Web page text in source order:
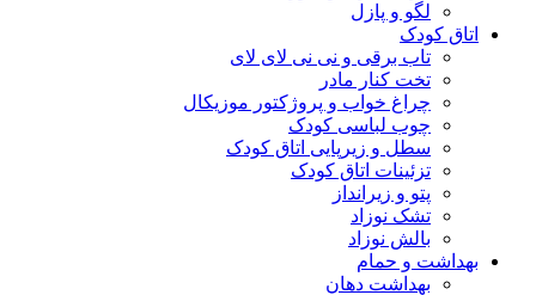
لگو و پازل
اتاق کودک
تاب برقی و نی نی لای لای
تخت کنار مادر
چراغ خواب و پروژکتور موزیکال
چوب لباسی کودک
سطل و زیرپایی اتاق کودک
تزئینات اتاق کودک
پتو و زیرانداز
تشک نوزاد
بالش نوزاد
بهداشت و حمام
بهداشت دهان